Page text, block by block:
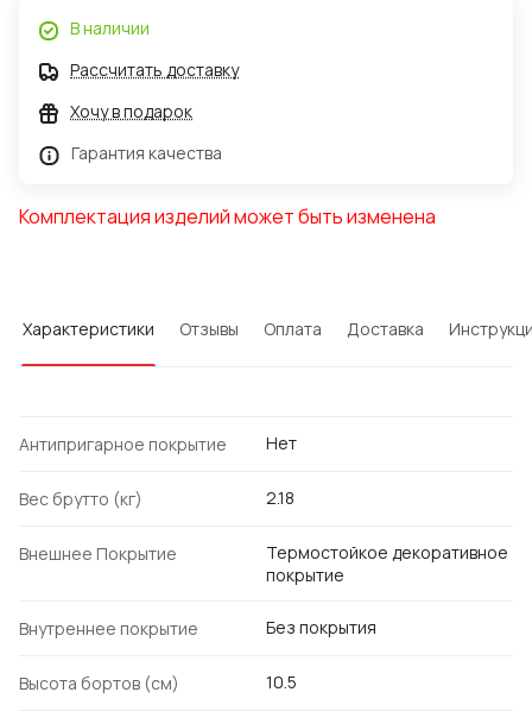
В наличии
Рассчитать доставку
Хочу в подарок
Гарантия качества
Комплектация изделий может быть изменена
Характеристики Отзывы Оплата Доставка
Антипригарное покрытие Нет
Вес брутто (кг) 2.18
Внешнее Покрытие
Термостойкое декоративное
покрытие
Внутреннее покрытие Без покрытия
Высота бортов (см) 10.5